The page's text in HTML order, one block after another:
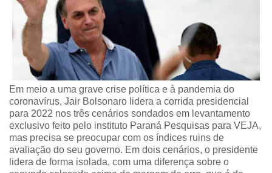
Em meio a uma grave crise política e à pandemia do
coronavírus, Jair Bolsonaro lidera a corrida presidencial
para 2022 nos três cenários sondados em levantamento
exclusivo feito pelo instituto Paraná Pesquisas para VEJA,
mas precisa se preocupar com os índices ruins de
avaliação do seu governo. Em dois cenários, o presidente
lidera de forma isolada, com uma diferença sobre o